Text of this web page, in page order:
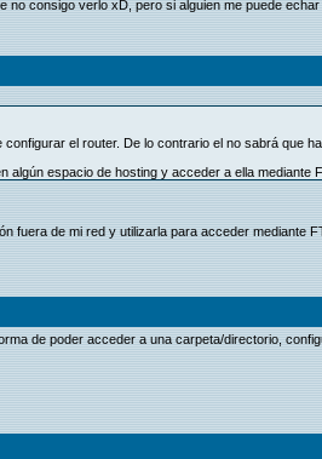
consigo verlo xD, pero si alguien me puede
el router. De lo contrario el no sabrá que
espacio de hosting y acceder a ella mediante
fuera de mi red y utilizarla para acceder
de poder acceder a una carpeta/directorio,